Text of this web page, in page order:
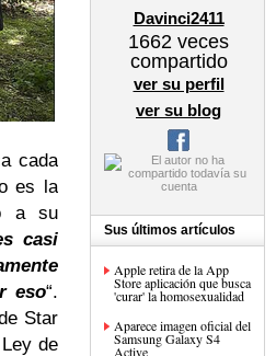
cada
es la
a su
casi
eso“.
Star
de
Davinci2411
1662 veces
compartido
ver su perfil
ver su blog
Sus últimos artículos
Apple retira de la App
Store aplicación que busca
'curar' la homosexualidad
Aparece imagen oficial del
Samsung Galaxy S4
Active